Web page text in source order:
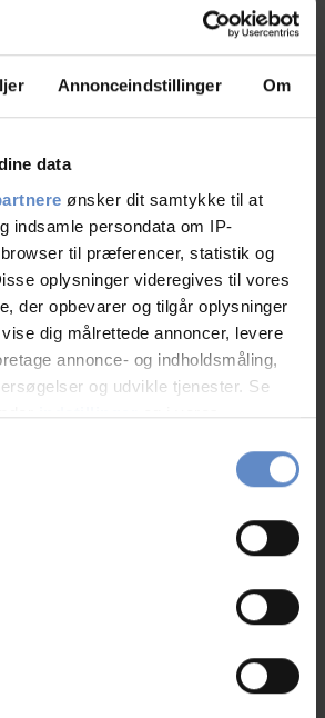
Annonceindstillinger Om
data
ønsker dit samtykke til at
indsamle persondata om IP-
til præferencer, statistik og
oplysninger videregives til vores
der opbevarer og tilgår oplysninger
dig målrettede annoncer, levere
annonce- og indholdsmåling,
og udvikle tjenester. Se
indstillingerog i vores
fra vores
eller ved at trykke på "Privacy
oplysninger om din placering,
din enhed baseret på en scanning af
(fingerprinting)
Læs mere
RATINGS
8,92
9,38 ud af 10